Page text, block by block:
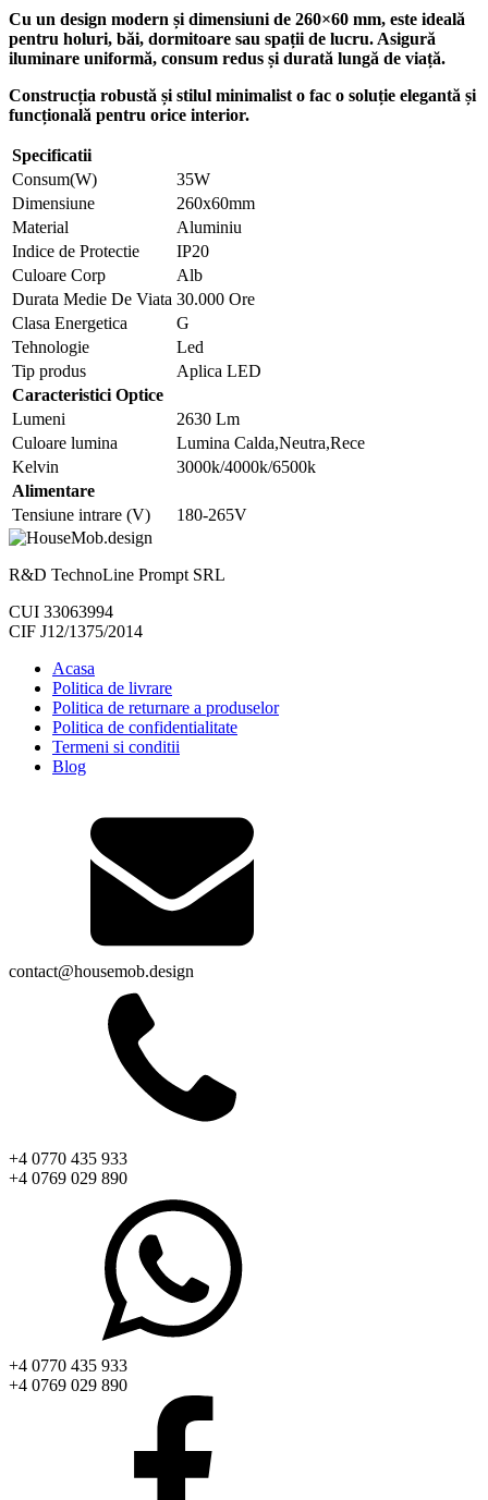
Cu un design modern și dimensiuni de 260×60 mm, este ideală
pentru holuri, băi, dormitoare sau spații de lucru. Asigură
iluminare uniformă, consum redus și durată lungă de viață.
Construcția robustă și stilul minimalist o fac o soluție elegantă și
funcțională pentru orice interior.
Specificatii
Consum(W)
35W
Dimensiune
260x60mm
Material
Aluminiu
Indice de Protectie
IP20
Culoare Corp
Alb
Durata Medie De Viata 30.000 Ore
Clasa Energetica
G
Tehnologie
Led
Tip produs
Aplica LED
Caracteristici Optice
Lumeni
2630 Lm
Culoare lumina
Lumina Calda,Neutra,Rece
Kelvin
3000k/4000k/6500k
Alimentare
Tensiune intrare (V)
180-265V
R&D TechnoLine Prompt SRL
CUI 33063994
CIF J12/1375/2014
Acasa
Politica de livrare
Politica de returnare a produselor
Politica de confidentialitate
Termeni si conditii
Blog
contact@housemob.design
+4 0770 435 933
+4 0769 029 890
+4 0770 435 933
+4 0769 029 890